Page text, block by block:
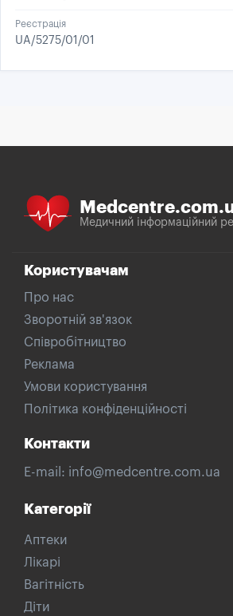
Реєстрація
UA/5275/01/01
Медичний інформаційний
Користувачам
Про нас
Зворотній зв'язок
Співробітництво
Реклама
Умови користування
Політика конфіденційності
Контакти
E-mail: info@medcentre.com.ua
Категорії
Аптеки
Лікарі
Вагітність
Діти